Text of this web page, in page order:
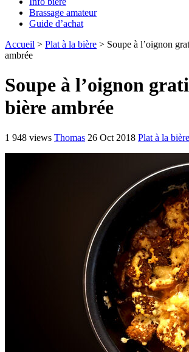
Brassage amateur
Guide d’achat
Accueil > Plat à la bière > Soupe à l’oignon
ambrée
Soupe à l’oignon
bière ambrée
1 948 views Thomas 26 Oct 2018 Plat à la bière